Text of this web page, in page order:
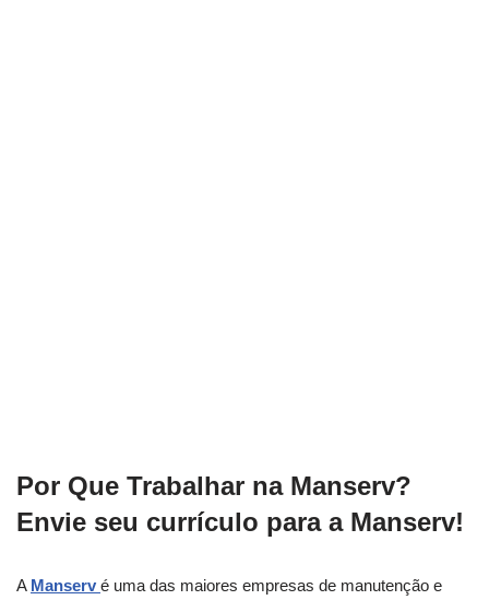
Por Que Trabalhar na Manserv?
Envie seu currículo para a Manserv!
A Manserv é uma das maiores empresas de manutenção e